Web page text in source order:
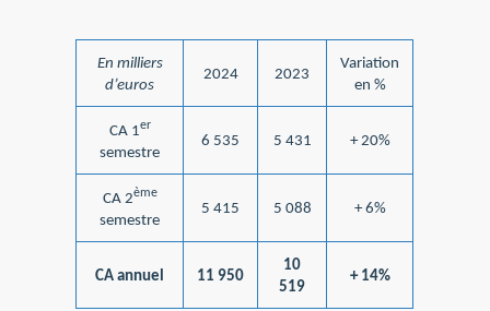
En milliers
d’euros
2024 2023
Variation
en %
CA 1er
semestre
6 535 5 431 + 20%
CA 2ème
semestre
5 415 5 088 + 6%
CA annuel 11 950
10
519
+ 14%